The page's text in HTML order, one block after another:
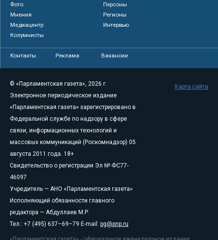
Фото
Персоны
Мнения
Регионы
Медиацентр
Интервью
Колумнисты
Контакты Реклама Вакансии
© «Парламентская газета», 2026 г.
Электронное периодическое издание
«Парламентская газета» зарегистрировано в
Федеральной службе по надзору в сфере
связи, информационных технологий и
массовых коммуникаций (Роскомнадзор) 05
августа 2011 года. 18+
Свидетельство о регистрации Эл № ФС77-
46097
Учредитель — АНО «Парламентская газета»
Исполняющий обязанности главного
редактора — Абдуллаев М.Р.
Тел.: +7 (495) 637–69–79 E-mail: pg@pnp.ru
Карта сайта